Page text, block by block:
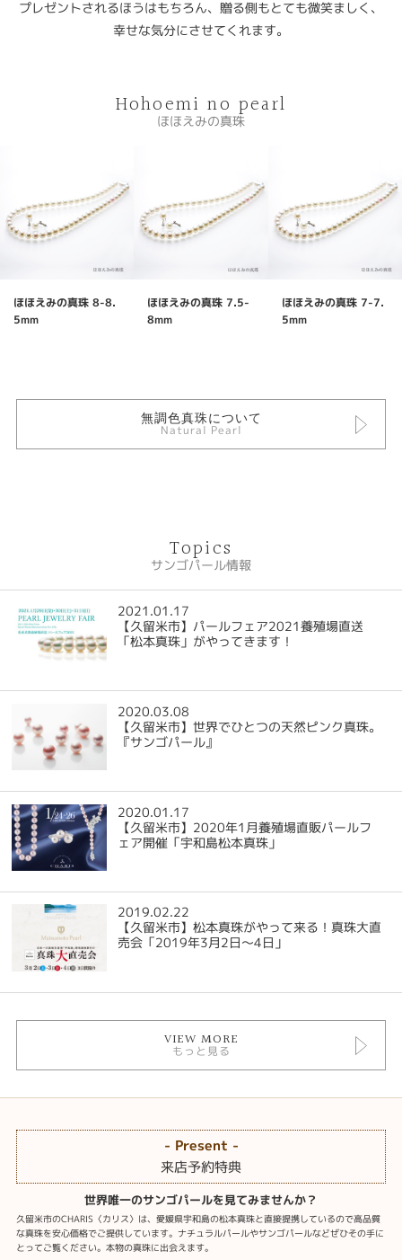
プレゼントされるほうはもちろん、贈る側もとても微笑ましく、
幸せな気分にさせてくれます。
Hohoemi no pearl
ほほえみの真珠
ほほえみの真珠 8-8.
5mm
ほほえみの真珠 7.5-
8mm
ほほえみの真珠 7-7.
5mm
無調色真珠について
Natural Pearl
Topics
サンゴパール情報
2021.01.17
【久留米市】パールフェア2021養殖場直送
「松本真珠」がやってきます！
2020.03.08
【久留米市】世界でひとつの天然ピンク真珠。
『サンゴパール』
2020.01.17
【久留米市】2020年1月養殖場直販パールフ
ェア開催「宇和島松本真珠」
2019.02.22
【久留米市】松本真珠がやって来る！真珠大直
売会「2019年3月2日～4日」
VIEW MORE
もっと見る
- Present -
来店予約特典
世界唯一のサンゴパールを見てみませんか？
久留米市のCHARIS〈カリス〉は、愛媛県宇和島の松本真珠と直接提携しているので高品質
な真珠を安心価格でご提供しています。ナチュラルパールやサンゴパールなどぜひその手に
とってご覧ください。本物の真珠に出会えます。